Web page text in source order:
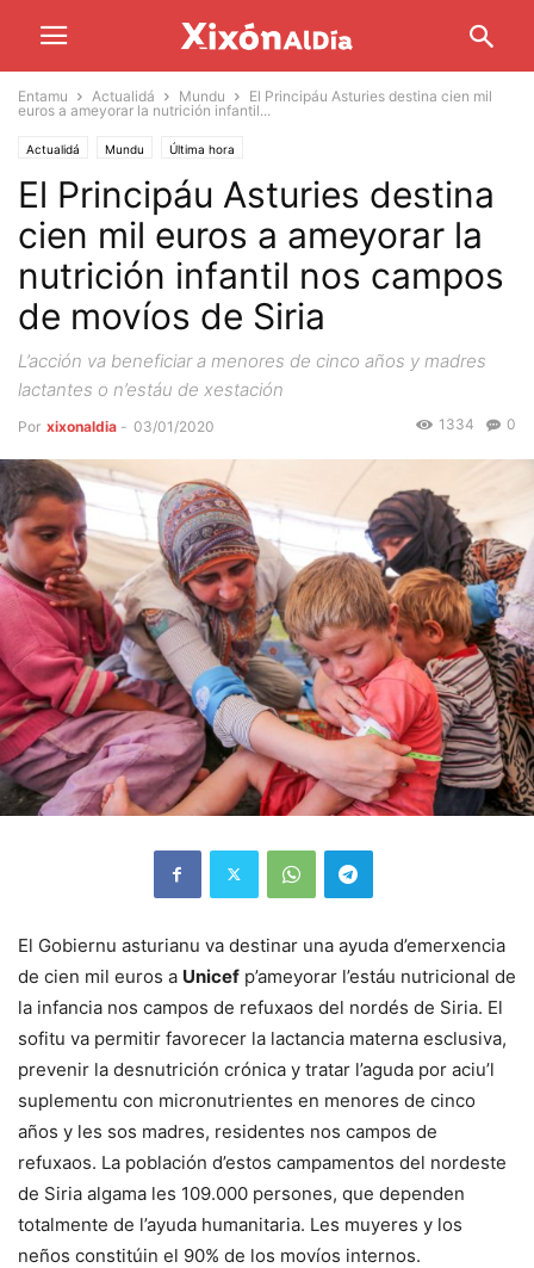
Entamu Actualidá Mundu
El Principáu Asturies destina cien mil
euros a ameyorar la nutrición infantil...
Actualidá Mundu Última hora
El Principáu Asturies destina
cien mil euros a ameyorar la
nutrición infantil nos campos
de movíos de Siria
L’acción va beneficiar a menores de cinco años y madres
lactantes o n’estáu de xestación
Por xixonaldia - 03/01/2020 0
1334
El Gobiernu asturianu va destinar una ayuda d’emerxencia
de cien mil euros a Unicef p’ameyorar l’estáu nutricional de
la infancia nos campos de refuxaos del nordés de Siria. El
sofitu va permitir favorecer la lactancia materna esclusiva,
prevenir la desnutrición crónica y tratar l’aguda por aciu’l
suplementu con micronutrientes en menores de cinco
años y les sos madres, residentes nos campos de
refuxaos. La población d’estos campamentos del nordeste
de Siria algama les 109.000 persones, que dependen
totalmente de l’ayuda humanitaria. Les muyeres y los
neños constitúin el 90% de los movíos internos.